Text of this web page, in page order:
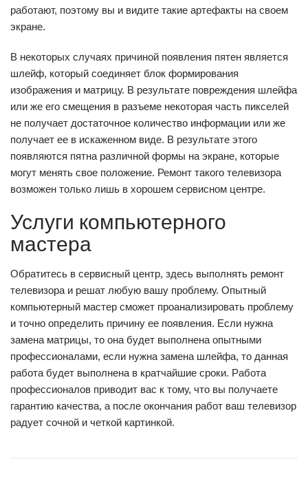
работают, поэтому вы и видите такие артефакты на своем
экране.
В некоторых случаях причиной появления пятен является
шлейф, который соединяет блок формирования
изображения и матрицу. В результате повреждения шлейфа
или же его смещения в разъеме некоторая часть пикселей
не получает достаточное количество информации или же
получает ее в искаженном виде. В результате этого
появляются пятна различной формы на экране, которые
могут менять свое положение. Ремонт такого телевизора
возможен только лишь в хорошем сервисном центре.
Услуги компьютерного
мастера
Обратитесь в сервисный центр, здесь выполнять ремонт
телевизора и решат любую вашу проблему. Опытный
компьютерный мастер сможет проанализировать проблему
и точно определить причину ее появления. Если нужна
замена матрицы, то она будет выполнена опытными
профессионалами, если нужна замена шлейфа, то данная
работа будет выполнена в кратчайшие сроки. Работа
профессионалов приводит вас к тому, что вы получаете
гарантию качества, а после окончания работ ваш телевизор
радует сочной и четкой картинкой.